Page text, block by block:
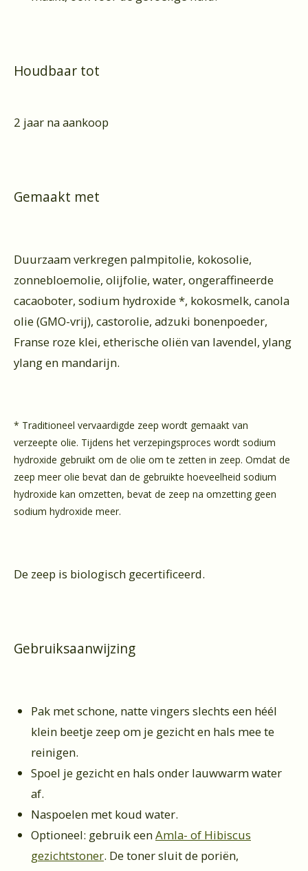
Houdbaar tot
2 jaar na aankoop
Gemaakt met
Duurzaam verkregen palmpitolie, kokosolie,
zonnebloemolie, olijfolie, water, ongeraffineerde
cacaoboter, sodium hydroxide *, kokosmelk, canola
olie (GMO-vrij), castorolie, adzuki bonenpoeder,
Franse roze klei, etherische oliën van lavendel, ylang
ylang en mandarijn.
* Traditioneel vervaardigde zeep wordt gemaakt van
verzeepte olie. Tijdens het verzepingsproces wordt sodium
hydroxide gebruikt om de olie om te zetten in zeep. Omdat de
zeep meer olie bevat dan de gebruikte hoeveelheid sodium
hydroxide kan omzetten, bevat de zeep na omzetting geen
sodium hydroxide meer.
De zeep is biologisch gecertificeerd.
Gebruiksaanwijzing
Pak met schone, natte vingers slechts een héél
klein beetje zeep om je gezicht en hals mee te
reinigen.
Spoel je gezicht en hals onder lauwwarm water
af.
Naspoelen met koud water.
Optioneel: gebruik eenAmla- of Hibiscus
gezichtstoner. De toner sluit de poriën,